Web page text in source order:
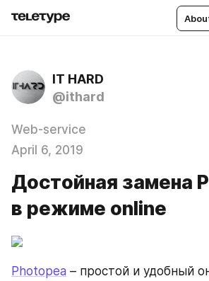
IT HARD
@ithard
Web-service
April 6, 2019
Достойная замена
в режиме online
Photopea – простой и удобный